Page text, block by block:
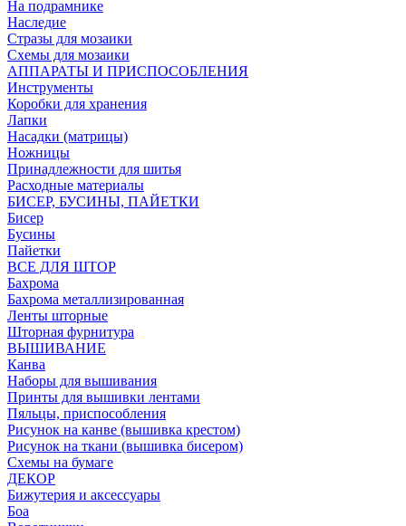
На подрамнике
Наследие
Стразы для мозаики
Схемы для мозаики
АППАРАТЫ И ПРИСПОСОБЛЕНИЯ
Инструменты
Коробки для хранения
Лапки
Насадки (матрицы)
Ножницы
Принадлежности для шитья
Расходные материалы
БИСЕР, БУСИНЫ, ПАЙЕТКИ
Бисер
Бусины
Пайетки
ВСЕ ДЛЯ ШТОР
Бахрома
Бахрома металлизированная
Ленты шторные
Шторная фурнитура
ВЫШИВАНИЕ
Канва
Наборы для вышивания
Принты для вышивки лентами
Пяльцы, приспособления
Рисунок на канве (вышивка крестом)
Рисунок на ткани (вышивка бисером)
Схемы на бумаге
ДЕКОР
Бижутерия и аксессуары
Боа